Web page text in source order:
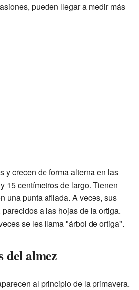
pueden llegar a medir más
y crecen de forma alterna en las
15 centímetros de largo. Tienen
una punta afilada. A veces, sus
a las hojas de la ortiga.
se les llama "árbol de ortiga".
del almez
al principio de la primavera.